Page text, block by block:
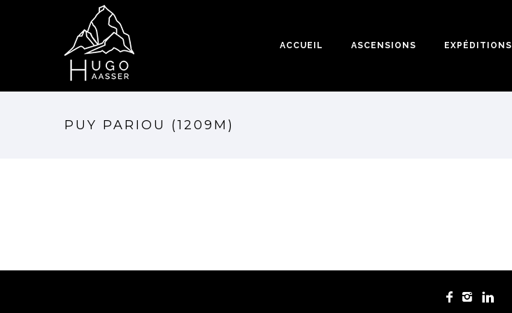
ACCUEIL ASCENSIONS EXPÉDITIONS
PUY PARIOU (1209M)